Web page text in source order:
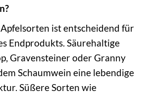
ist entscheidend für
Endprodukts. Säurehaltige
Gravensteiner oder Granny
Schaumwein eine lebendige
Süßere Sorten wie